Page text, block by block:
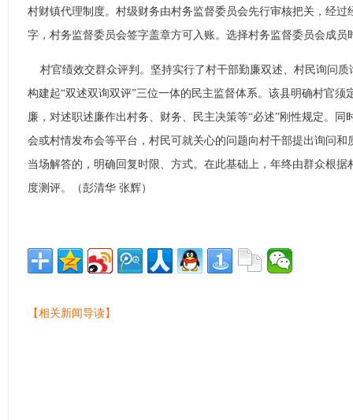
村财镇代理制度。村级财务由村务监督委员会先行审核把关，经过
字，村务监督委员会签字盖章方可入账。选择村务监督委员会成员
村官绩效交群众评判。坚持实行了村干部勤廉双述、村民询问质
构建起“双述双询双评”三位一体的民主监督体系。该县明确村官须
廉，对述职述廉作出村务、财务、民主决策等“必述”刚性规定。同
会或村情发布会等平台，村民可就关心的问题向村干部提出询问和
当场解答的，明确回复时限、方式。在此基础上，年终由群众根据
度测评。（彭清华 张辉）
【相关新闻导读】